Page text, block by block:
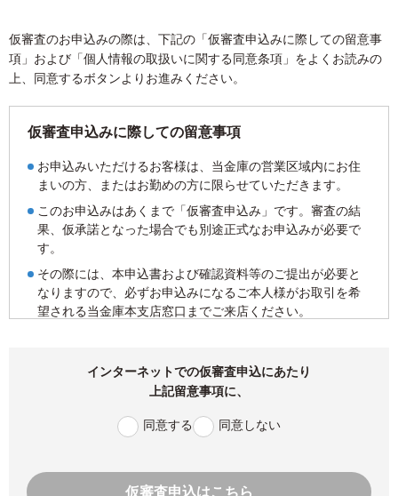
仮審査のお申込みの際は、下記の「仮審査申込みに際しての留意事
項」および「個人情報の取扱いに関する同意条項」をよくお読みの
上、同意するボタンよりお進みください。
仮審査申込みに際しての留意事項
お申込みいただけるお客様は、当金庫の営業区域内にお住
まいの方、またはお勤めの方に限らせていただきます。
このお申込みはあくまで「仮審査申込み」です。審査の結
果、仮承諾となった場合でも別途正式なお申込みが必要で
す。
その際には、本申込書および確認資料等のご提出が必要と
なりますので、必ずお申込みになるご本人様がお取引を希
望される当金庫本支店窓口までご来店ください。
ざいます。
ご指定いただいた電話番号でのご連絡がとれない場合や仮
審査申込書に不備があった場合には、お申込みをお受けで
きない場合もございますので、予めご了承ください。
だいた本申込書ならびに確認資料の内容に相違する場合に
インターネットでの仮審査申込にあたり
上記留意事項に、
同意する 同意しない
仮審査申込はこちら